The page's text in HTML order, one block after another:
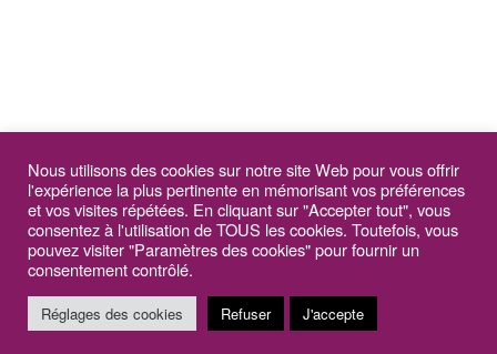
Catégories
Nous utilisons des cookies sur notre site Web pour vous offrir
l'expérience la plus pertinente en mémorisant vos préférences
et vos visites répétées. En cliquant sur "Accepter tout", vous
consentez à l'utilisation de TOUS les cookies. Toutefois, vous
pouvez visiter "Paramètres des cookies" pour fournir un
consentement contrôlé.
Réglages des cookies Refuser J'accepte